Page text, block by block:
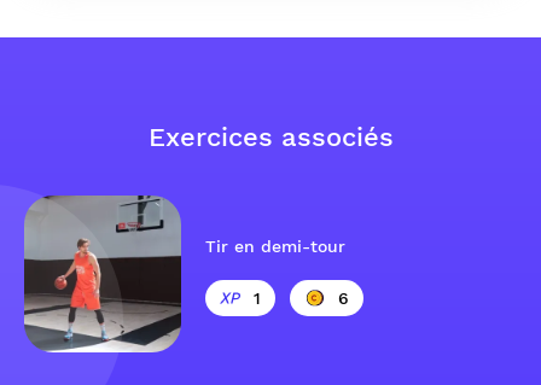
Exercices associés
Tir en demi-tour
1 6